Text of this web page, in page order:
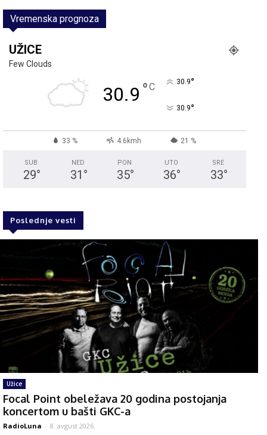
Vremenska prognoza
UŽICE
Few Clouds
30.9 °C 30.9°
30.9°
33 % 4.6kmh 21 %
SUB
29°
NED
31 °
PON
35°
UTO
36°
SRE
33°
Poslednje vesti
Užice
Focal Point obeležava 20 godina postojanja
koncertom u bašti GKC-a
RadioLuna - 8. avgust 2026.